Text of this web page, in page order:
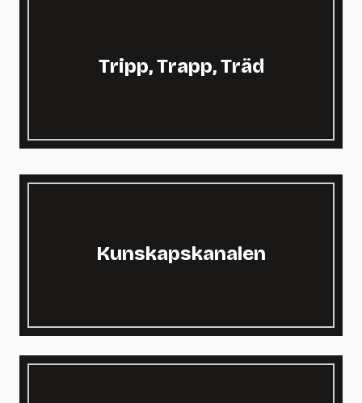
Tripp, Trapp, Träd
Kunskapskanalen